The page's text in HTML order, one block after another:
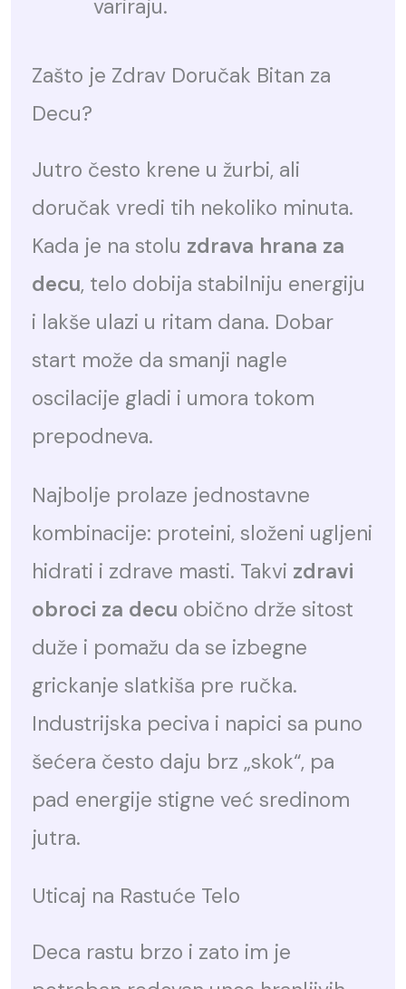
variraju.
Zašto je Zdrav Doručak Bitan za
Decu?
Jutro često krene u žurbi, ali
doručak vredi tih nekoliko minuta.
Kada je na stolu zdrava hrana za
decu, telo dobija stabilniju energiju
i lakše ulazi u ritam dana. Dobar
start može da smanji nagle
oscilacije gladi i umora tokom
prepodneva.
Najbolje prolaze jednostavne
kombinacije: proteini, složeni ugljeni
hidrati i zdrave masti. Takvi zdravi
obroci za decu obično drže sitost
duže i pomažu da se izbegne
grickanje slatkiša pre ručka.
Industrijska peciva i napici sa puno
šećera često daju brz „skok“, pa
pad energije stigne već sredinom
jutra.
Uticaj na Rastuće Telo
Deca rastu brzo i zato im je